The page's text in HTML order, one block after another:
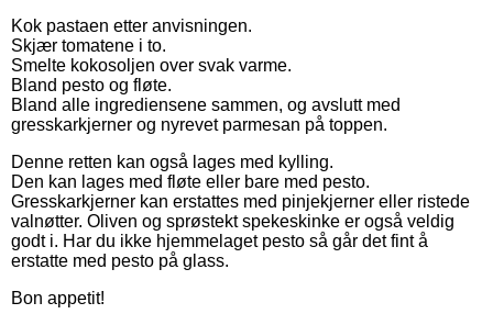
Kok pastaen etter anvisningen.
Skjær tomatene i to.
Smelte kokosoljen over svak varme.
Bland pesto og fløte.
Bland alle ingrediensene sammen, og avslutt med
gresskarkjerner og nyrevet parmesan på toppen.
Denne retten kan også lages med kylling.
Den kan lages med fløte eller bare med pesto.
Gresskarkjerner kan erstattes med pinjekjerner eller ristede
valnøtter. Oliven og sprøstekt spekeskinke er også veldig
godt i. Har du ikke hjemmelaget pesto så går det fint å
erstatte med pesto på glass.
Bon appetit!